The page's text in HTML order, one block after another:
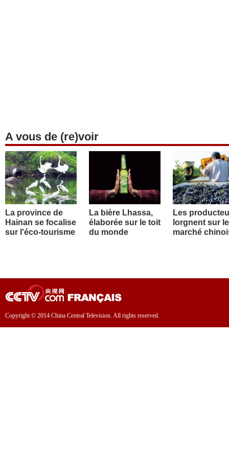
A vous de (re)voir
La province de
Hainan se focalise
sur l'éco-tourisme
La bière Lhassa,
élaborée sur le toit
du monde
Les
lorgnent sur le
marché
Copyright © 2014 China Central Television. All rights reserved.